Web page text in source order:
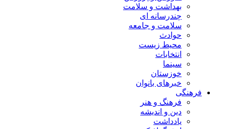
بهداشت و سلامت
چندرسانه ای
سلامت و جامعه
حوادث
محیط زیست
انتخابات
سینما
خوزستان
خبرهای بانوان
فرهنگی
فرهنگ و هنر
دین و اندیشه
یادداشت